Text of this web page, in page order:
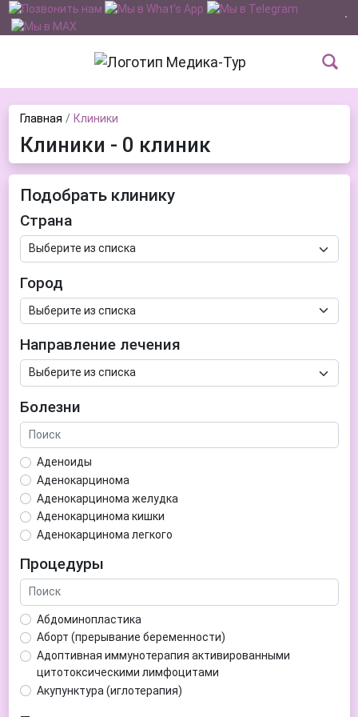
Главная Клиники
Клиники - 0 клиник
Подобрать клинику
Страна
Город
Направление лечения
Болезни
Аденоиды
Аденокарцинома
Аденокарцинома желудка
Аденокарцинома кишки
Аденокарцинома легкого
Аденома гипофиза
Аденома простаты
Аденома щитовидной железы
Аденомиоз
Адентия
Азооспермия
Акне (угри)
Алкоголизм
Процедуры
Абдоминопластика
Аборт (прерывание беременности)
Адоптивная иммунотерапия активированными
цитотоксическими лимфоцитами
Акупунктура (иглотерапия)